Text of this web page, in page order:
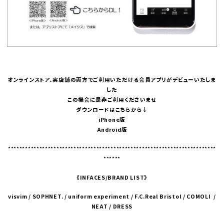
オンラインストア、実店舗の両方でご利用いただける会員アプリがデビューいたしま
した
この機会に是非ご利用くださいませ
ダウンロードはこちらから ↓
iPhone版
Android版
*************************************************************************
******
《INFACES/BRAND LIST》
visvim / SOPHNET. / uniform experiment / F.C.Real Bristol / COMOLI /
NEAT / DRESS